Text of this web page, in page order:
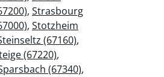
, Strasbourg
, Stotzheim
(67160),
(67220),
(67340),